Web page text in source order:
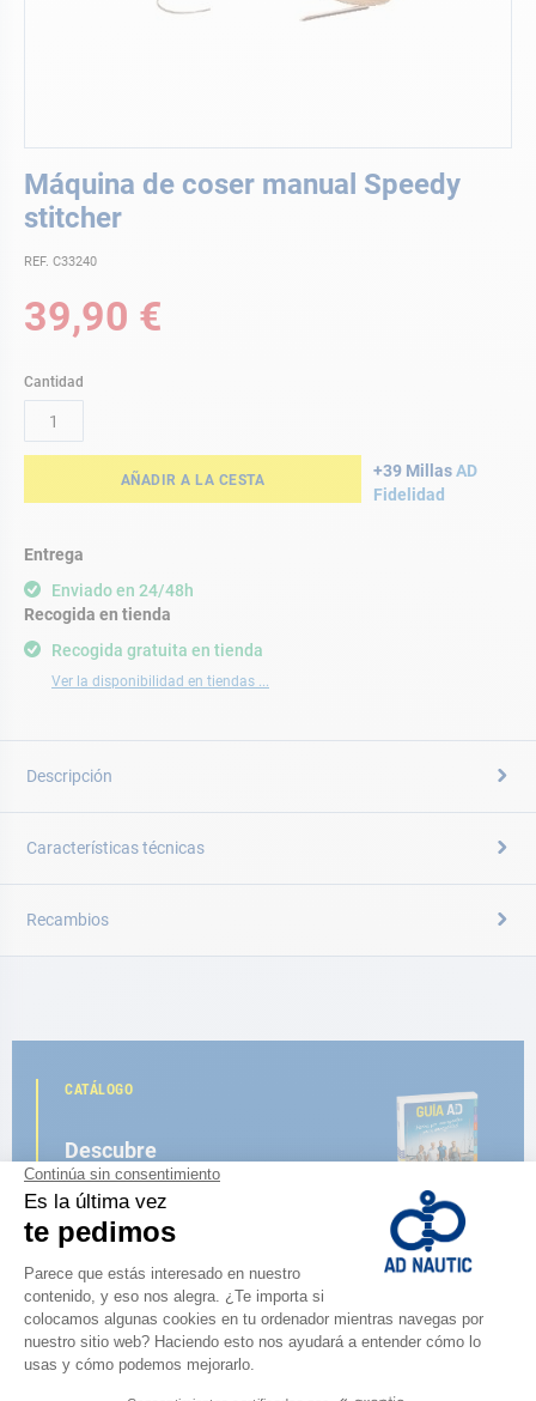
Máquina de coser manual Speedy
stitcher
REF. C33240
39,90 €
Cantidad
AÑADIR A LA CESTA +39 MillasAD
Fidelidad
Entrega
Enviado en 24/48h
Recogida gratuita en tienda
Ver la disponibilidad en tiendas ...
Recogida en tienda
al
comienzo
de
la
de
imágenes
Descripción
Características técnicas
Recambios
CATÁLOGO
Descubre
la nueva guía AD 2026
ESPACIO FIDELIDAD